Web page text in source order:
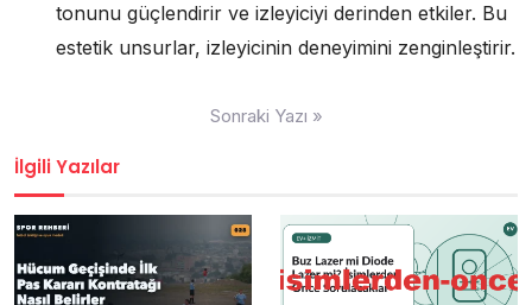
tonunu güçlendirir ve izleyiciyi derinden etkiler. Bu
estetik unsurlar, izleyicinin deneyimini zenginleştirir.
Sonraki Yazı »
İlgili Yazılar